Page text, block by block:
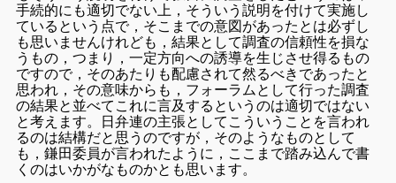
手続的にも適切でない上，そういう説明を付けて実施し
ているという点で，そこまでの意図があったとは必ずし
も思いませんけれども，結果として調査の信頼性を損な
うもの，つまり，一定方向への誘導を生じさせ得るもの
ですので，そのあたりも配慮されて然るべきであったと
思われ，その意味からも，フォーラムとして行った調査
の結果と並べてこれに言及するというのは適切ではない
と考えます。日弁連の主張としてこういうことを言われ
るのは結構だと思うのですが，そのようなものとして
も，鎌田委員が言われたように，ここまで踏み込んで書
くのはいかがなものかとも思います。